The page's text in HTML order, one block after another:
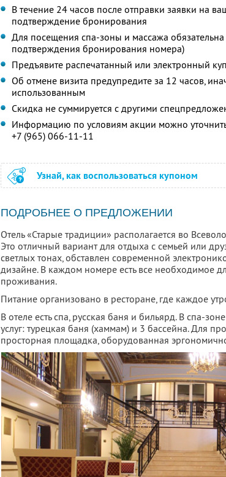
В течение 24 часов после отправки заявки на
подтверждение бронирования
Для посещения спа-зоны и массажа обязательна
подтверждения бронирования номера)
Предъявите распечатанный или электронный
Об отмене визита предупредите за 12 часов,
использованным
Скидка не суммируется с другими
Информацию по условиям акции можно
+7 (965) 066-11-11
Узнай, как воспользоваться купоном
ПОДРОБНЕЕ О ПРЕДЛОЖЕНИИ
Отель «Старые традиции» располагается во
Это отличный вариант для отдыха с семьей или
светлых тонах, обставлен современной
дизайне. В каждом номере есть все необходимое
проживания.
Питание организовано в ресторане, где каждое
В отеле есть спа, русская баня и бильярд. В спа-
услуг: турецкая баня (хаммам) и 3 бассейна. Для
просторная площадка, оборудованная